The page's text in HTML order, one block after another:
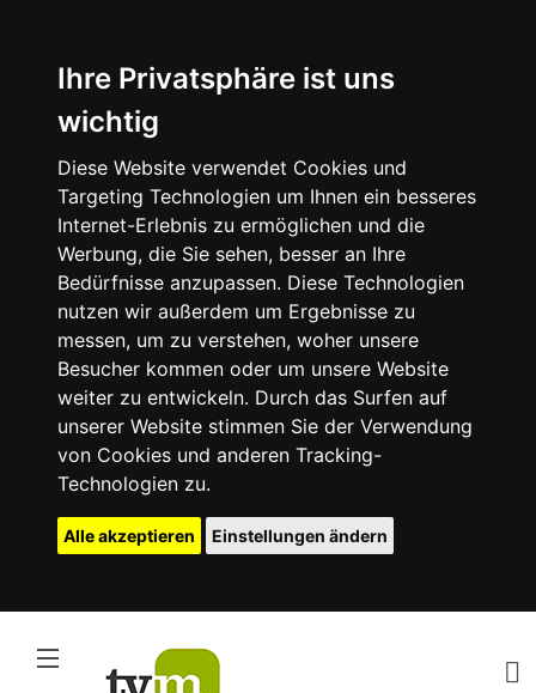
Ihre Privatsphäre ist uns
wichtig
Diese Website verwendet Cookies und
Targeting Technologien um Ihnen ein besseres
Internet-Erlebnis zu ermöglichen und die
Werbung, die Sie sehen, besser an Ihre
Bedürfnisse anzupassen. Diese Technologien
nutzen wir außerdem um Ergebnisse zu
messen, um zu verstehen, woher unsere
Besucher kommen oder um unsere Website
weiter zu entwickeln. Durch das Surfen auf
unserer Website stimmen Sie der Verwendung
von Cookies und anderen Tracking-
Technologien zu.
Alle akzeptieren Einstellungen ändern